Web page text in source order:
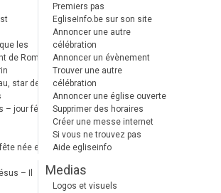
les
de Rome ?
star des
– jour férié
née en
– Il
Premiers pas
EgliseInfo.be sur son site
Annoncer une autre
célébration
Annoncer un évènement
Trouver une autre
célébration
Annoncer une église ouverte
Supprimer des horaires
Créer une messe internet
Si vous ne trouvez pas
Aide egliseinfo
Medias
Logos et visuels